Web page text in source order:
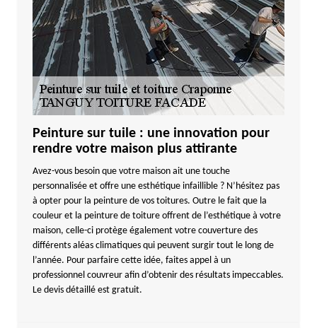
Peinture sur tuile : une innovation pour
rendre votre maison plus attirante
Avez-vous besoin que votre maison ait une touche
personnalisée et offre une esthétique infaillible ? N’hésitez pas
à opter pour la peinture de vos toitures. Outre le fait que la
couleur et la peinture de toiture offrent de l’esthétique à votre
maison, celle-ci protège également votre couverture des
différents aléas climatiques qui peuvent surgir tout le long de
l’année. Pour parfaire cette idée, faites appel à un
professionnel couvreur afin d’obtenir des résultats impeccables.
Le devis détaillé est gratuit.